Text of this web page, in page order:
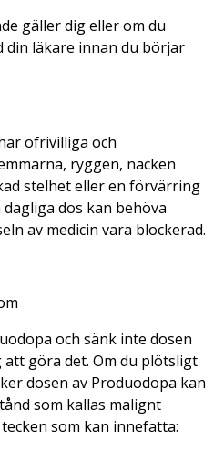
gäller dig eller om du
din läkare innan du börjar
ofrivilliga och
ryggen, nacken
stelhet eller en förvärring
dos kan behöva
av medicin vara blockerad.
och sänk inte dosen
göra det. Om du plötsligt
dosen av Produodopa kan
som kallas malignt
som kan innefatta: